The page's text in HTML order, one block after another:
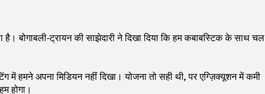
बोगाबली‑ट्रायन की साझेदारी ने दिखा दिया कि हम कबाबस्टिक के साथ चल
में हमने अपना मिडियन नहीं दिखा। योजना तो सही थी, पर एग्ज़िक्यूशन में कमी
होगा।